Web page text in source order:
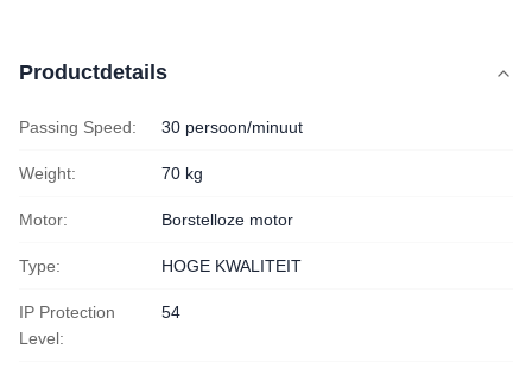
Productdetails
Passing Speed: 30 persoon/minuut
Weight: 70 kg
Motor: Borstelloze motor
Type: HOGE KWALITEIT
IP Protection
Level:
54